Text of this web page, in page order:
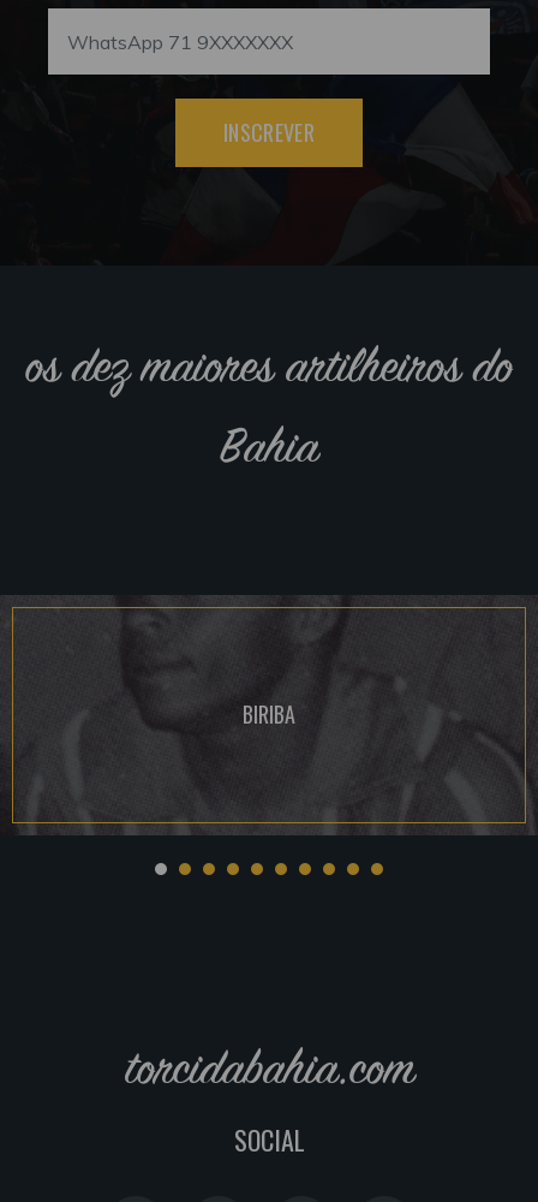
INSCREVER
os dez maiores artilheiros do
Bahia
BIRIBA
torcidabahia.com
SOCIAL